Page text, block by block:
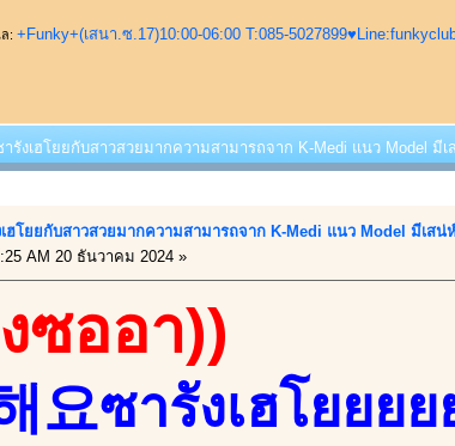
: +Funky+(เสนา.ซ.17)10:00-06:00 T:085-
รังเฮโยยกับสาวสวยมากความสามารถจาก K-Medi แนว Model มี
ฮโยยกับสาวสวยมากความสามารถจาก K-Medi แนว Model มีเสน่
AM 20 ธันวาคม 2024 »
ซออา))
요ซารังเฮโยยย